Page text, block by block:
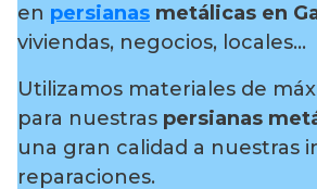
en persianas metálicas en
viviendas, negocios, locales…
Utilizamos materiales de
para nuestras persianas
una gran calidad a nuestras
reparaciones.